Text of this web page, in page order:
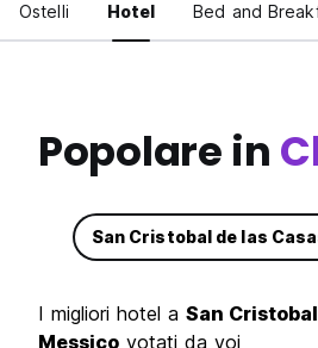
Ostelli Hotel Bed and
Popolare in
San Cristobal de las
I migliori hotel a San
Messico votati da voi